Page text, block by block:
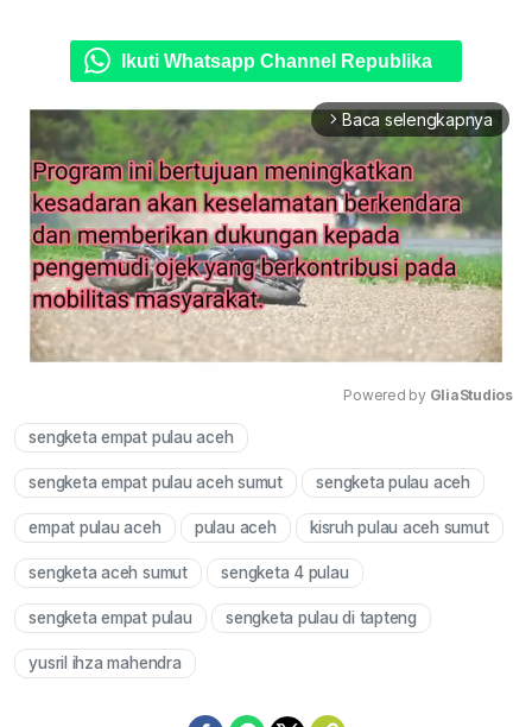
Ikuti Whatsapp Channel Republika
arrow_forward_ios Baca selengkapnya
Powered by GliaStudios
sengketa empat pulau aceh
sengketa empat pulau aceh sumut sengketa pulau aceh
empat pulau aceh pulau aceh kisruh pulau aceh sumut
sengketa aceh sumut sengketa 4 pulau
sengketa empat pulau sengketa pulau di tapteng
yusril ihza mahendra